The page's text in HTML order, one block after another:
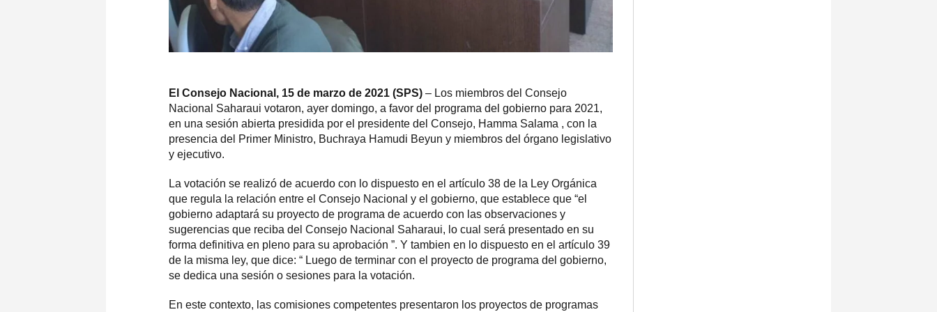
El Consejo Nacional, 15 de marzo de 2021 (SPS) – Los miembros del Consejo
Nacional Saharaui votaron, ayer domingo, a favor del programa del gobierno para 2021,
en una sesión abierta presidida por el presidente del Consejo, Hamma Salama , con la
presencia del Primer Ministro, Buchraya Hamudi Beyun y miembros del órgano legislativo
y ejecutivo.
La votación se realizó de acuerdo con lo dispuesto en el artículo 38 de la Ley Orgánica
que regula la relación entre el Consejo Nacional y el gobierno, que establece que “el
gobierno adaptará su proyecto de programa de acuerdo con las observaciones y
sugerencias que reciba del Consejo Nacional Saharaui, lo cual será presentado en su
forma definitiva en pleno para su aprobación ”. Y tambien en lo dispuesto en el artículo 39
de la misma ley, que dice: “ Luego de terminar con el proyecto de programa del gobierno,
se dedica una sesión o sesiones para la votación.
En este contexto, las comisiones competentes presentaron los proyectos de programas